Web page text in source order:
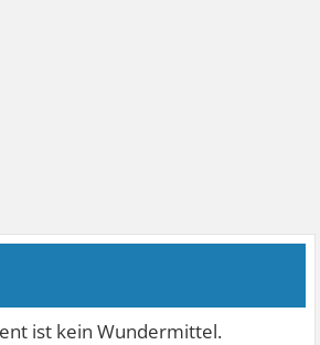
ist kein Wundermittel.